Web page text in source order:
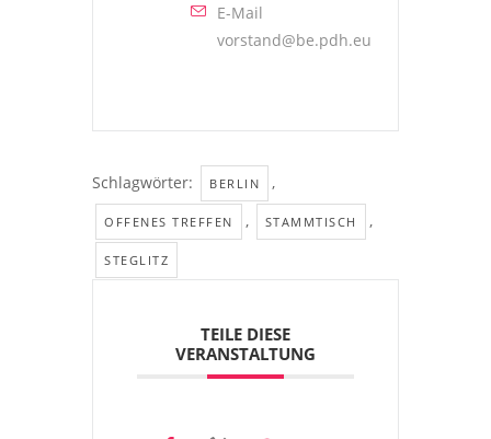
E-Mail
vorstand@be.pdh.eu
Schlagwörter: BERLIN ,
OFFENES TREFFEN , STAMMTISCH ,
STEGLITZ
TEILE DIESE
VERANSTALTUNG